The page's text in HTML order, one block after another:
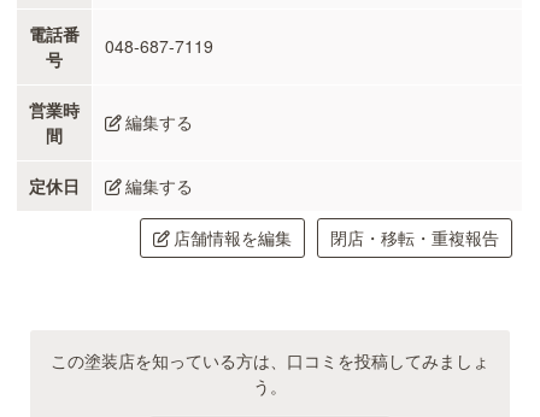
電話番
号
048-687-7119
営業時
間
編集する
定休日 編集する
店舗情報を編集 閉店・移転・重複報告
この塗装店を知っている方は、口コミを投稿してみましょ
う。